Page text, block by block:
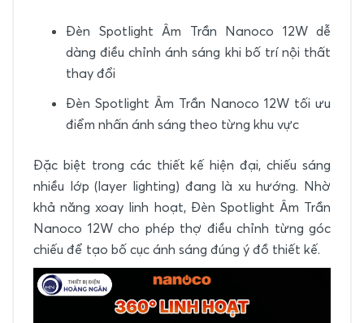
Đèn Spotlight Âm Trần Nanoco 12W dễ
dàng điều chỉnh ánh sáng khi bố trí nội thất
thay đổi
Đèn Spotlight Âm Trần Nanoco 12W tối ưu
điểm nhấn ánh sáng theo từng khu vực
Đặc biệt trong các thiết kế hiện đại, chiếu sáng
nhiều lớp (layer lighting) đang là xu hướng. Nhờ
khả năng xoay linh hoạt, Đèn Spotlight Âm Trần
Nanoco 12W cho phép thợ điều chỉnh từng góc
chiếu để tạo bố cục ánh sáng đúng ý đồ thiết kế.